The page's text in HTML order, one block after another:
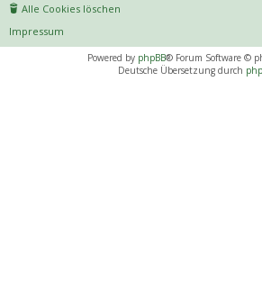
Alle Cookies löschen
Impressum
Powered by phpBB® Forum Software ©
Deutsche Übersetzung durch